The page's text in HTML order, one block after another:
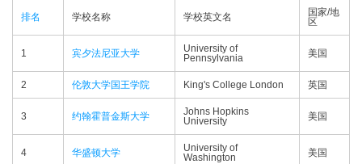
排名 学校名称 学校英文名
国家/地
区
1 宾夕法尼亚大学
University of
Pennsylvania
美国
2 伦敦大学国王学院 King's College London 英国
3 约翰霍普金斯大学
Johns Hopkins
University
美国
4 华盛顿大学
University of
Washington
美国